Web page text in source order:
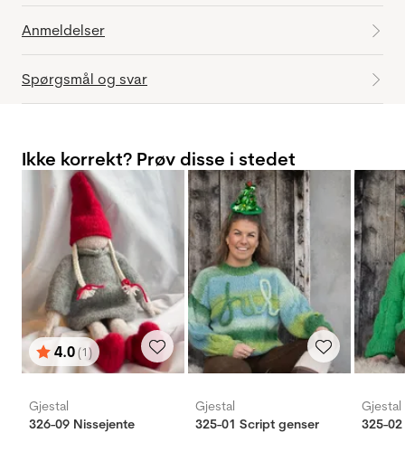
Anmeldelser
Spørgsmål og svar
Ikke korrekt? Prøv disse i stedet
Vurdering:
4.0(1)
ud af 5 stjerner
Gjestal
326-09 Nissejente
Gjestal
325-01 Script genser
Gjestal
325-